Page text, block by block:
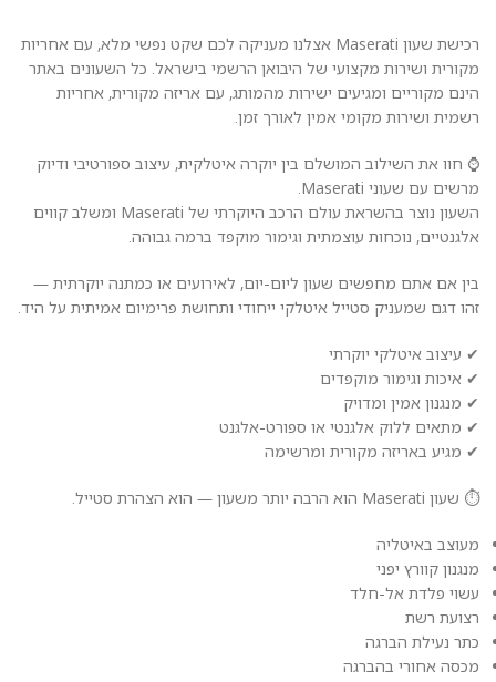
רכישת שעון Maserati אצלנו מעניקה לכם שקט נפשי מלא, עם אחריות
מקורית ושירות מקצועי של היבואן הרשמי בישראל. כל השעונים באתר
הינם מקוריים ומגיעים ישירות מהמותג, עם אריזה מקורית, אחריות
רשמית ושירות מקומי אמין לאורך זמן.
⌚ חוו את השילוב המושלם בין יוקרה איטלקית, עיצוב ספורטיבי ודיוק
מרשים עם שעוני Maserati.
השעון נוצר בהשראת עולם הרכב היוקרתי של Maserati ומשלב קווים
אלגנטיים, נוכחות עוצמתית וגימור מוקפד ברמה גבוהה.
בין אם אתם מחפשים שעון ליום-יום, לאירועים או כמתנה יוקרתית —
זהו דגם שמעניק סטייל איטלקי ייחודי ותחושת פרימיום אמיתית על היד.
✔ עיצוב איטלקי יוקרתי
✔ איכות וגימור מוקפדים
✔ מנגנון אמין ומדויק
✔ מתאים ללוק אלגנטי או ספורט-אלגנט
✔ מגיע באריזה מקורית ומרשימה
⏱️ שעון Maserati הוא הרבה יותר משעון — הוא הצהרת סטייל.
מעוצב באיטליה
מנגנון קוורץ יפני
עשוי פלדת אל-חלד
רצועת רשת
כתר נעילת הברגה
מכסה אחורי בהברגה